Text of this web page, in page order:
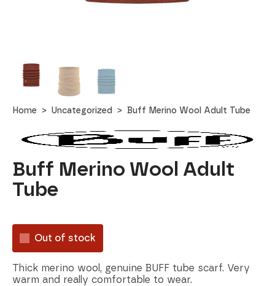
Home Uncategorized Buff Merino Wool Adult Tube
Buff Merino Wool Adult
Tube
Out of stock
Thick merino wool, genuine BUFF tube scarf. Very
warm and really comfortable to wear.